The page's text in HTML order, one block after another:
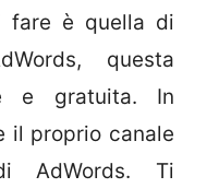
fare è quella di
questa
e gratuita. In
il proprio canale
AdWords. Ti